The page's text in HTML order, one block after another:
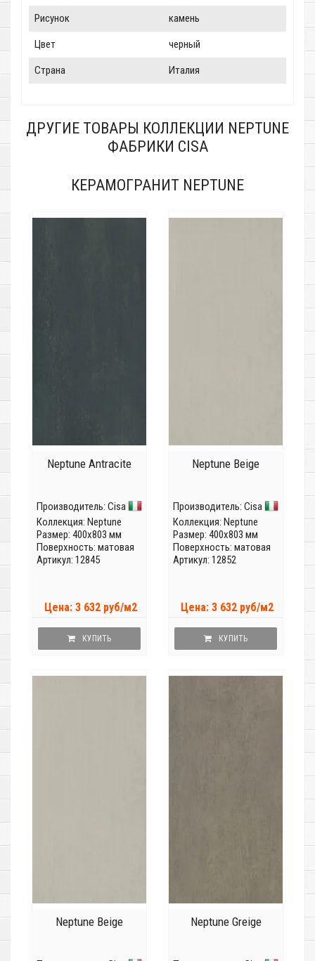
Рисунок камень
Цвет черный
Страна Италия
ДРУГИЕ ТОВАРЫ КОЛЛЕКЦИИ NEPTUNE
ФАБРИКИ CISA
КЕРАМОГРАНИТ NEPTUNE
Neptune Antracite
Производитель: Cisa
Коллекция: Neptune
Размер: 400x803 мм
Поверхность: матовая
Артикул: 12845
Цена: 3 632 руб/м2
КУПИТЬ
Neptune Beige
Производитель: Cisa
Коллекция: Neptune
Размер: 400x803 мм
Поверхность: матовая
Артикул: 12852
Цена: 3 632 руб/м2
КУПИТЬ
Neptune Beige Neptune Greige